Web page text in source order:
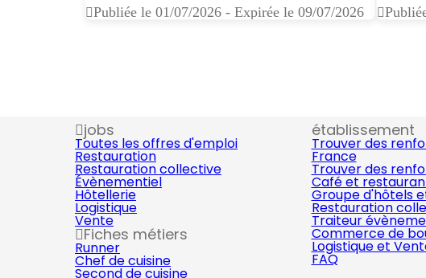
Publiée le 01/07/2026 - Expirée le 09/07/2026
jobs
Toutes les offres d'emploi
Restauration
Restauration collective
Évènementiel
Hôtellerie
Logistique
Vente
Fiches métiers
Runner
Chef de cuisine
Second de cuisine
établissement
Trouver des
France
Trouver des
Café et
Groupe d'hôtels
Restauration
Traiteur
Commerce de
Logistique et
FAQ